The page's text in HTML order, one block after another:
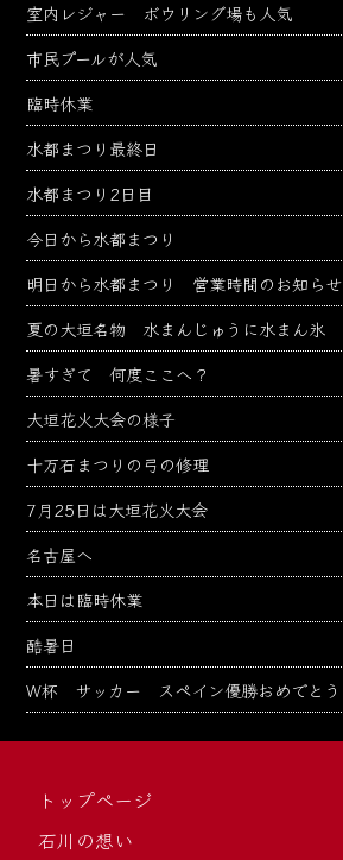
室内レジャー ボウリング場も人気
市民プールが人気
臨時休業
水都まつり最終日
水都まつり2日目
今日から水都まつり
明日から水都まつり 営業時間のお知らせ
夏の大垣名物 水まんじゅうに水まん氷
暑すぎて 何度ここへ？
大垣花火大会の様子
十万石まつりの弓の修理
7月25日は大垣花火大会
名古屋へ
本日は臨時休業
酷暑日
W杯 サッカー スペイン優勝おめでとう
トップページ
石川の想い